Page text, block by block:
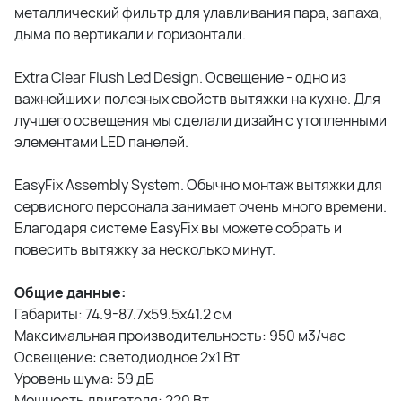
металлический фильтр для улавливания пара, запаха,
дыма по вертикали и горизонтали.
Extra Clear Flush Led Design. Освещение - одно из
важнейших и полезных свойств вытяжки на кухне. Для
лучшего освещения мы сделали дизайн с утопленными
элементами LED панелей.
EasyFix Assembly System. Обычно монтаж вытяжки для
сервисного персонала занимает очень много времени.
Благодаря системе EasyFix вы можете собрать и
повесить вытяжку за несколько минут.
Общие данные:
Габариты: 74.9-87.7x59.5x41.2 см
Максимальная производительность: 950 м3/час
Освещение: светодиодное 2х1 Вт
Уровень шума: 59 дБ